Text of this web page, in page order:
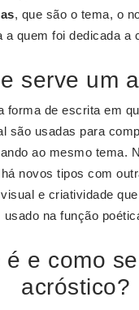
, que são o tema, o
a quem foi dedicada a
serve um
forma de escrita em
são usadas para
ao mesmo tema.
novos tipos com
e criatividade
usado na função
é e como
acróstico?